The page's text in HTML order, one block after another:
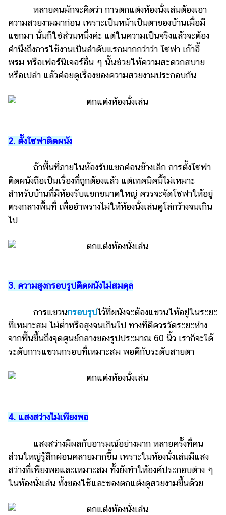
รถยนต์
บ้าน
และ
ตกแต่ง
ราคา
วา
ไร
ตี้
Infographic
บริการ
ออนไลน์
ออนไลน์
ติดต่อ
โฆษณา
หลายคนมักจะคิดว่า การตกแต่งห้องนั่งเล่นต้องเอา
ความสวยงามมาก่อน เพราะเป็นหน้าเป็นตาของบ้านเมื่อมี
แขกมา นั่นก็ใช่ส่วนหนึ่งค่ะ แต่ในความเป็นจริงแล้วจะต้อง
คำนึงถึงการใช้งานเป็นลำดับแรกมากกว่าว่า โซฟา เก้าอี้
พรม หรือเฟอร์นิเจอร์อื่น ๆ นั้นช่วยให้ความสะดวกสบาย
หรือเปล่า แล้วค่อยดูเรื่องของความสวยงามประกอบกัน
2. ตั้งโซฟาติดผนัง
ถ้าพื้นที่ภายในห้องรับแขกค่อนข้างเล็ก การตั้งโซฟา
ติดผนังถือเป็นเรื่องที่ถูกต้องแล้ว แต่เทคนิคนี้ไม่เหมาะ
สำหรับบ้านที่มีห้องรับแขกขนาดใหญ่ ควรจะจัดโซฟาให้อยู่
ตรงกลางพื้นที่ เพื่ออำพรางไม่ให้ห้องนั่งเล่นดูโล่กว้างจนเกิน
ไป
3. ความสูงกรอบรูปติดผนังไม่สมดุล
การแขวนกรอบรูปไว้ที่ผนังจะต้องแขวนให้อยู่ในระยะ
ที่เหมาะสม ไม่ต่ำหรือสูงจนเกินไป ทางที่ดีควรวัดระยะห่าง
จากพื้นขึ้นถึงจุดศูนย์กลางของรูปประมาณ 60 นิ้ว เราก็จะได้
ระดับการแขวนกรอบที่เหมาะสม พอดีกับระดับสายตา
4. แสงสว่างไม่เพียงพอ
แสงสว่างมีผลกับอารมณ์อย่างมาก หลายครั้งที่คน
ส่วนใหญ่รู้สึกผ่อนคลายมากขึ้น เพราะในห้องนั่งเล่นมีแสง
สว่างที่เพียงพอและเหมาะสม ทั้งยังทำให้องค์ประกอบต่าง ๆ
ในห้องนั่งเล่น ทั้งของใช้และของตกแต่งดูสวยงามขึ้นด้วย